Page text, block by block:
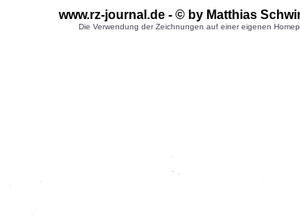
www.rz-journal.de - © by Matthias
Die Verwendung der Zeichnungen auf einer eigenen